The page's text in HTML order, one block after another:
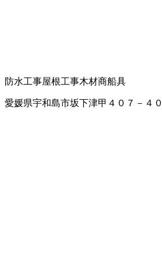
防水工事屋根工事木材商船具
愛媛県宇和島市坂下津甲４０７－４０